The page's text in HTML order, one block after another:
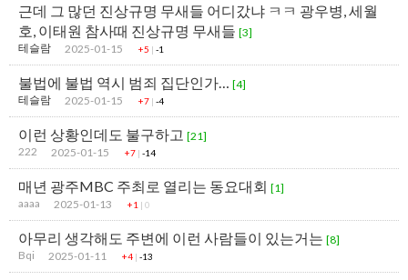
근데 그 많던 진상규명 무새들 어디갔냐 ㅋㅋ 광우병, 세월
호, 이태원 참사때 진상규명 무새들 [3]
테슬람
2025-01-15 +5 | -1
불법에 불법 역시 범죄 집단인가… [4]
테슬람
2025-01-15 +7 | -4
이런 상황인데도 불구하고 [21]
222
2025-01-15 +7 | -14
매년 광주MBC 주최로 열리는 동요대회 [1]
aaaa
2025-01-13 +1 | 0
아무리 생각해도 주변에 이런 사람들이 있는거는 [8]
Bqi
2025-01-11 +4 | -13